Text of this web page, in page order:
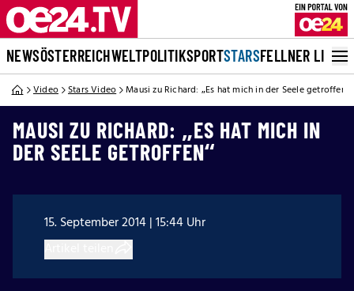
NEWSÖSTERREICHWELTPOLITIKSPORTSTARSFELLNER LIVE
Video Stars Video Mausi zu Richard: „Es hat mich in der Seele getroffen“
MAUSI ZU RICHARD: „ES HAT MICH IN
DER SEELE GETROFFEN“
15. September 2014 | 15:44 Uhr